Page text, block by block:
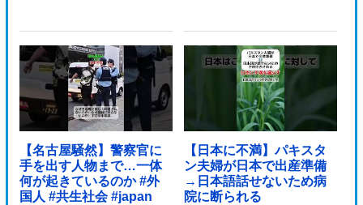
【名古屋騒然】警察官に
手を出す人物まで…一体
何が起きているのか #外
国人 #共生社会 #japan
【日本に不満】パキスタ
ン夫婦が日本で出産準備
→日本語話せないため病
院に断られる